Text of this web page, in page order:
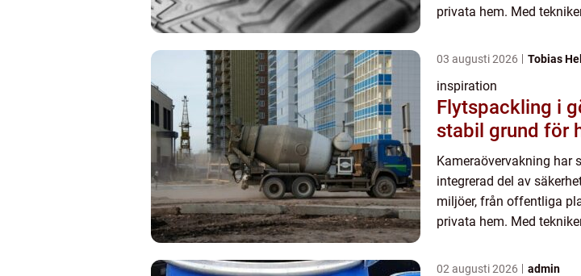
privata hem. Med
03 augusti 2026 Tobias
inspiration
Flytspackling i
stabil grund för
Kameraövervakning har
integrerad del av
miljöer, från offentliga
privata hem. Med
02 augusti 2026 admin